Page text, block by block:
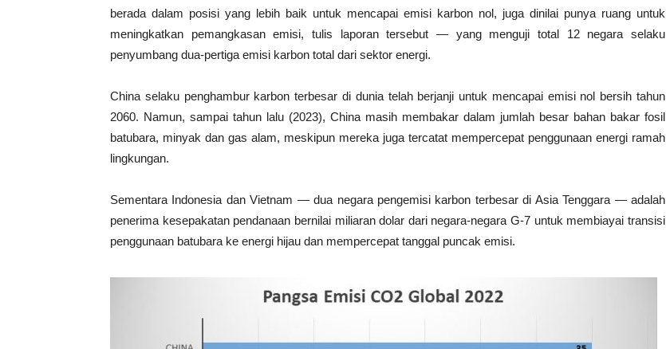
berada dalam posisi yang lebih baik untuk mencapai emisi karbon nol, juga dinilai punya ruang untuk
meningkatkan pemangkasan emisi, tulis laporan tersebut — yang menguji total 12 negara selaku
penyumbang dua-pertiga emisi karbon total dari sektor energi.
China selaku penghambur karbon terbesar di dunia telah berjanji untuk mencapai emisi nol bersih tahun
2060. Namun, sampai tahun lalu (2023), China masih membakar dalam jumlah besar bahan bakar fosil
batubara, minyak dan gas alam, meskipun mereka juga tercatat mempercepat penggunaan energi ramah
lingkungan.
Sementara Indonesia dan Vietnam — dua negara pengemisi karbon terbesar di Asia Tenggara — adalah
penerima kesepakatan pendanaan bernilai miliaran dolar dari negara-negara G-7 untuk membiayai transisi
penggunaan batubara ke energi hijau dan mempercepat tanggal puncak emisi.